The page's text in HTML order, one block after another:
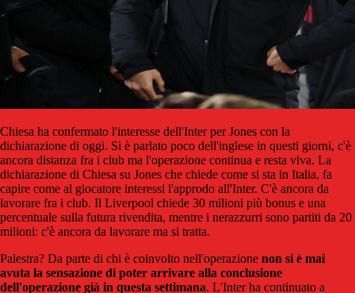
Chiesa ha confermato l'interesse dell'Inter per Jones con la
dichiarazione di oggi. Si è parlato poco dell'inglese in questi giorni, c'è
ancora distanza fra i club ma l'operazione continua e resta viva. La
dichiarazione di Chiesa su Jones che chiede come si sta in Italia, fa
capire come al giocatore interessi l'approdo all'Inter. C'è ancora da
lavorare fra i club. Il Liverpool chiede 30 milioni più bonus e una
percentuale sulla futura rivendita, mentre i nerazzurri sono partiti da 20
milioni: c'è ancora da lavorare ma si tratta.
Palestra? Da parte di chi è coinvolto nell'operazione non si è mai
avuta la sensazione di poter arrivare alla conclusione
dell'operazione già in questa settimana. L'Inter ha continuato a